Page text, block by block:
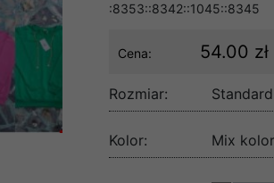
:8353::8342::1045::8345
Cena: 54.00 zł
Rozmiar: Standard
Kolor: Mix kolor